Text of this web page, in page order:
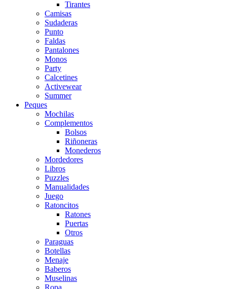
Tirantes
Camisas
Sudaderas
Punto
Faldas
Pantalones
Monos
Party
Calcetines
Activewear
Summer
Peques
Mochilas
Complementos
Bolsos
Riñoneras
Monederos
Mordedores
Libros
Puzzles
Manualidades
Juego
Ratoncitos
Ratones
Puertas
Otros
Paraguas
Botellas
Menaje
Baberos
Muselinas
Ropa